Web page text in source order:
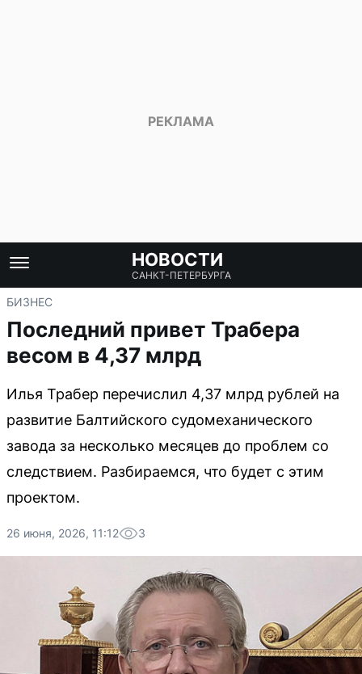
НОВОСТИ
САНКТ-ПЕТЕРБУРГА
БИЗНЕС
Последний привет Трабера
весом в 4,37 млрд
Илья Трабер перечислил 4,37 млрд рублей на
развитие Балтийского судомеханического
завода за несколько месяцев до проблем со
следствием. Разбираемся, что будет с этим
проектом.
26 июня, 2026, 11:12 3